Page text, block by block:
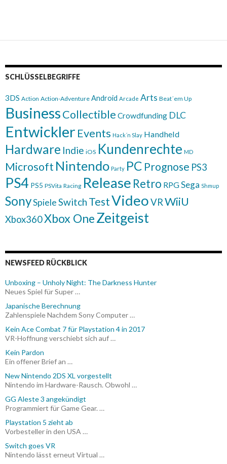
SCHLÜSSELBEGRIFFE
3DS Action Action-Adventure Android Arcade Arts Beat´em Up
BusinessCollectible Crowdfunding DLC
Entwickler Events Hack´n Slay Handheld
Hardware Indie iOS Kundenrechte MD
Microsoft Nintendo Party PC Prognose PS3
PS4 PS5 PSVita Racing Release Retro RPGSega Shmup
SonySpieleSwitch TestVideoVRWiiU
Xbox360Xbox OneZeitgeist
NEWSFEED RÜCKBLICK
Unboxing – Unholy Night: The Darkness Hunter
Neues Spiel für Super …
Japanische Berechnung
Zahlenspiele Nachdem Sony Computer …
Kein Ace Combat 7 für Playstation 4 in 2017
VR-Hoffnung verschiebt sich auf …
Kein Pardon
Ein offener Brief an …
New Nintendo 2DS XL vorgestellt
Nintendo im Hardware-Rausch. Obwohl …
GG Aleste 3 angekündigt
Programmiert für Game Gear. …
Playstation 5 zieht ab
Vorbesteller in den USA …
Switch goes VR
Nintendo lässt erneut Virtual …